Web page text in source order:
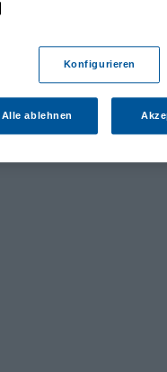
Konfigurieren
Alle ablehnen